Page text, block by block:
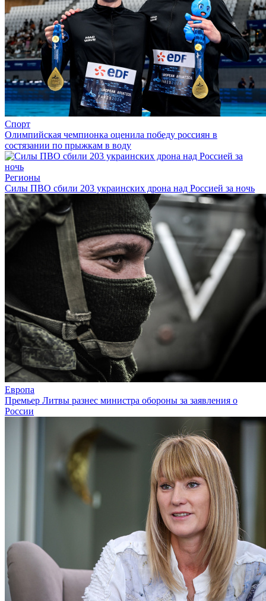
Спорт
Олимпийская чемпионка оценила победу россиян в
состязании по прыжкам в воду
Регионы
Силы ПВО сбили 203 украинских дрона над Россией за ночь
Европа
Премьер Литвы разнес министра обороны за заявления о
России